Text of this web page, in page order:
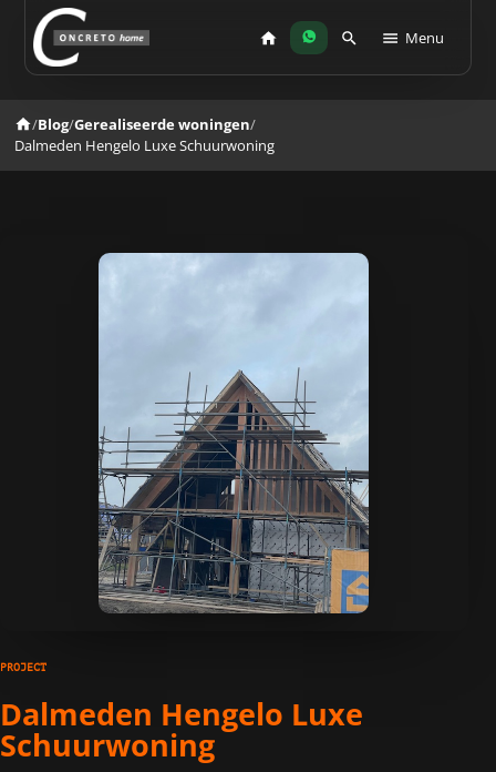
Menu
/Blog/Gerealiseerde woningen/
Dalmeden Hengelo Luxe Schuurwoning
PROJECT
Dalmeden Hengelo Luxe
Schuurwoning